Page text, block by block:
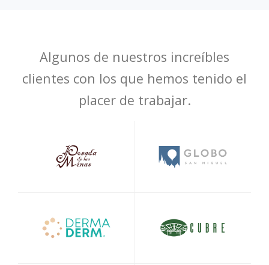
Algunos de nuestros increíbles
clientes con los que hemos tenido el
placer de trabajar.